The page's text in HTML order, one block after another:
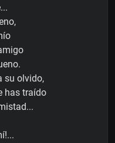
su olvido,
has traído